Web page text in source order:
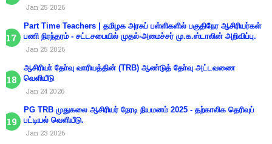
Jan 25 2026
Part Time Teachers | தமிழக அரசுப் பள்ளிகளில் பகுதிநேர ஆசிரியர்கள்
பணி நிரந்தரம் - சட்டசபையில் முதல்-அமைச்சர் மு.க.ஸ்டாலின் அறிவிப்பு.
Jan 25 2026
ஆசிரியா் தோ்வு வாரியத்தின் (TRB) ஆண்டுத் தோ்வு அட்டவணை
வெளியீடு
Jan 24 2026
PG TRB முதுகலை ஆசிரியர் நேரடி நியமனம் 2025 - தற்காலிக தெரிவுப்
பட்டியல் வெளியீடு.
Jan 23 2026